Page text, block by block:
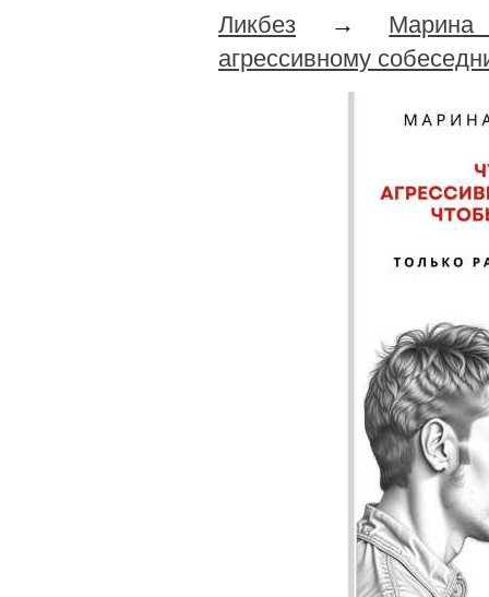
Ликбез →
агрессивному